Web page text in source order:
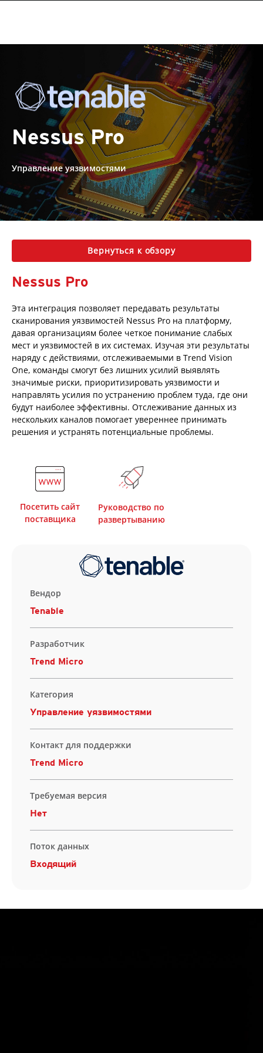
Nessus Pro
Управление уязвимостями
Вернуться к обзору
Nessus Pro
Эта интеграция позволяет передавать результаты
сканирования уязвимостей Nessus Pro на платформу,
давая организациям более четкое понимание слабых
мест и уязвимостей в их системах. Изучая эти результаты
наряду с действиями, отслеживаемыми в Trend Vision
One, команды смогут без лишних усилий выявлять
значимые риски, приоритизировать уязвимости и
направлять усилия по устранению проблем туда, где они
будут наиболее эффективны. Отслеживание данных из
нескольких каналов помогает увереннее принимать
решения и устранять потенциальные проблемы.
Посетить сайт
поставщика
Руководство по
развертыванию
Вендор
Tenable
Разработчик
Trend Micro
Категория
Управление уязвимостями
Контакт для поддержки
Trend Micro
Требуемая версия
Нет
Поток данных
Входящий